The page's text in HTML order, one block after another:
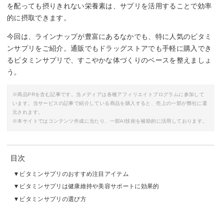
を配っても摂りきれない栄養素は、サプリを活用することで効率
的に摂取できます。
今回は、ラインナップが豊富にあるなかでも、特に人気のビタミ
ンサプリをご紹介。通販でもドラッグストアでも手軽に購入でき
るビタミンサプリで、すこやかな体づくりのベースを整えましょ
う。
※商品PRを含む記事です。当メディアは各種アフィリエイトプログラムに参加して
います。当サービスの記事で紹介している商品を購入すると、売上の一部が弊社に還
元されます。
※本サイトではコンテンツ作成に当たり、一部AI技術を補助的に活用しております。
目次
ビタミンサプリのおすすめ注目アイテム
ビタミンサプリは健康維持や美容サポートに効果的
ビタミンサプリの選び方